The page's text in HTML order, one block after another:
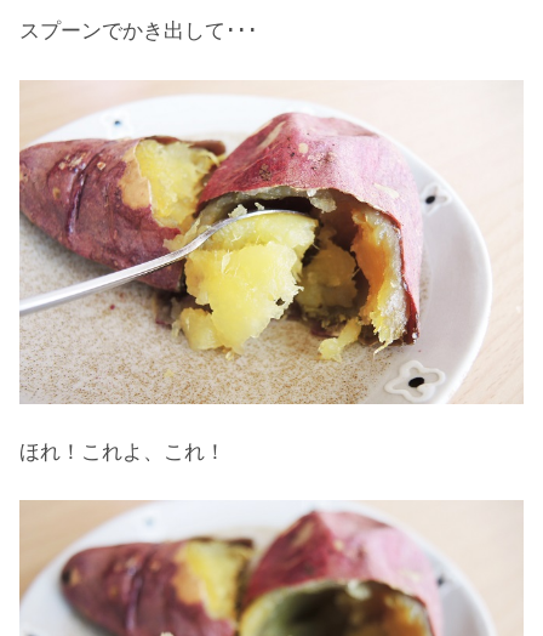
スプーンでかき出して･･･
ほれ！これよ、これ！